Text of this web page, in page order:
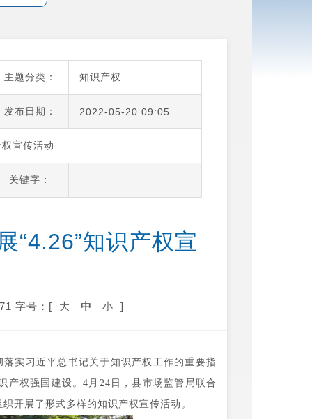
主题分类： 知识产权
发布日期： 2022-05-20 09:05
宣传活动
关键字：
“4.26”知识产权宣
字号：[ 大 中 小 ]
落实习近平总书记关于知识产权工作的重要指
产权强国建设。4月24日，县市场监管局联合
开展了形式多样的知识产权宣传活动。